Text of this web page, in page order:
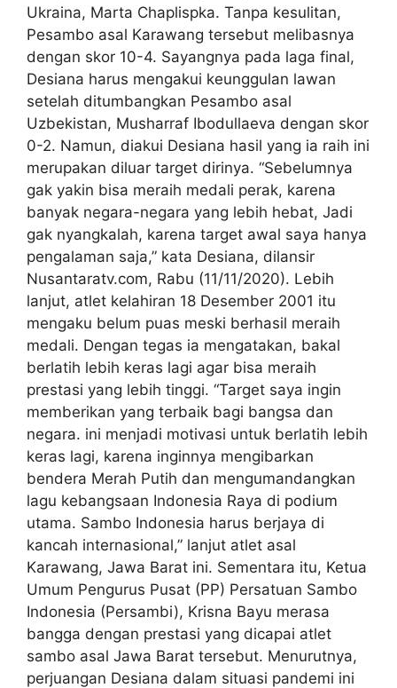
Ukraina, Marta Chaplispka. Tanpa kesulitan,
Pesambo asal Karawang tersebut melibasnya
dengan skor 10-4. Sayangnya pada laga final,
Desiana harus mengakui keunggulan lawan
setelah ditumbangkan Pesambo asal
Uzbekistan, Musharraf Ibodullaeva dengan skor
0-2. Namun, diakui Desiana hasil yang ia raih ini
merupakan diluar target dirinya. “Sebelumnya
gak yakin bisa meraih medali perak, karena
banyak negara-negara yang lebih hebat, Jadi
gak nyangkalah, karena target awal saya hanya
pengalaman saja,” kata Desiana, dilansir
Nusantaratv.com, Rabu (11/11/2020). Lebih
lanjut, atlet kelahiran 18 Desember 2001 itu
mengaku belum puas meski berhasil meraih
medali. Dengan tegas ia mengatakan, bakal
berlatih lebih keras lagi agar bisa meraih
prestasi yang lebih tinggi. “Target saya ingin
memberikan yang terbaik bagi bangsa dan
negara. ini menjadi motivasi untuk berlatih lebih
keras lagi, karena inginnya mengibarkan
bendera Merah Putih dan mengumandangkan
lagu kebangsaan Indonesia Raya di podium
utama. Sambo Indonesia harus berjaya di
kancah internasional,” lanjut atlet asal
Karawang, Jawa Barat ini. Sementara itu, Ketua
Umum Pengurus Pusat (PP) Persatuan Sambo
Indonesia (Persambi), Krisna Bayu merasa
bangga dengan prestasi yang dicapai atlet
sambo asal Jawa Barat tersebut. Menurutnya,
perjuangan Desiana dalam situasi pandemi ini